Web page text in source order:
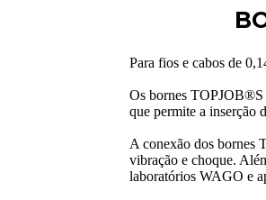
Para fios e cabos de
Os bornes
que permite a inserção
A conexão dos bornes
vibração e choque.
laboratórios WAGO e